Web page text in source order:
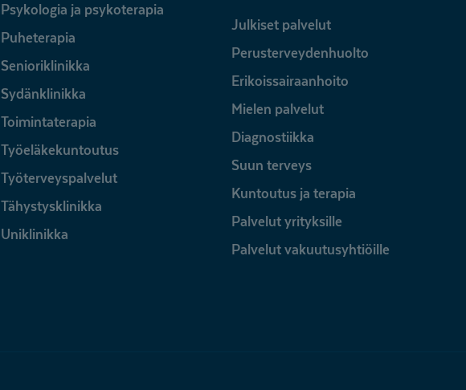
Psykologia ja psykoterapia
Puheterapia
Senioriklinikka
Sydänklinikka
Toimintaterapia
Työeläkekuntoutus
Työterveyspalvelut
Tähystysklinikka
Uniklinikka
Julkiset palvelut
Perusterveydenhuolto
Erikoissairaanhoito
Mielen palvelut
Diagnostiikka
Suun terveys
Kuntoutus ja terapia
Palvelut yrityksille
Palvelut vakuutusyhtiöille